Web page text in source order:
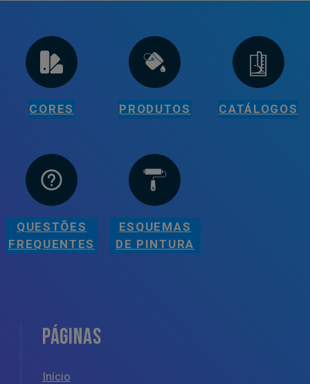
CORES PRODUTOS CATÁLOGOS
QUESTÕES
FREQUENTES
ESQUEMAS
DE PINTURA
PÁGINAS
Início